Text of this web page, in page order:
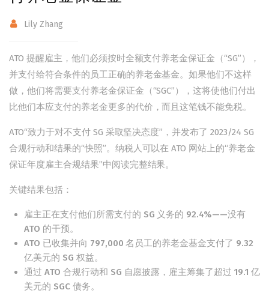
Lily Zhang
ATO 提醒雇主，他们必须按时全额支付养老金保证金（“SG”），
并支付给符合条件的员工正确的养老金基金。如果他们不这样
做，他们将需要支付养老金保证金（“SGC”），这将使他们付出
比他们本应支付的养老金更多的代价，而且这笔钱不能免税。
ATO“致力于对不支付 SG 采取坚决态度”，并发布了 2023/24 SG
合规行动和结果的“快照”。纳税人可以在 ATO 网站上的“养老金
保证年度雇主合规结果”中阅读完整结果。
关键结果包括：
雇主正在支付他们所需支付的 SG 义务的 92.4%——没有
ATO 的干预。
ATO 已收集并向 797,000 名员工的养老金基金支付了 9.32
亿美元的 SG 权益。
通过 ATO 合规行动和 SG 自愿披露，雇主筹集了超过 19.1 亿
美元的 SGC 债务。